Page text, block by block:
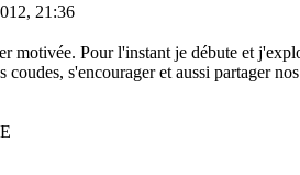
21:36
motivée. Pour l'instant je débute et
s'encourager et aussi partager